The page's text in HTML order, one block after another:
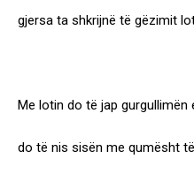
gjersa ta shkrijnë të gëzimit
Me lotin do të jap gurgullimën
do të nis sisën me qumësht